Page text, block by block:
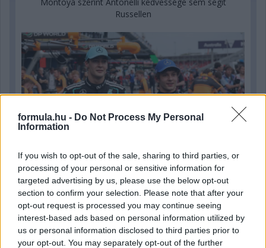
formula.hu - Do Not Process My Personal
Information
If you wish to opt-out of the sale, sharing to third parties, or
processing of your personal or sensitive information for
targeted advertising by us, please use the below opt-out
section to confirm your selection. Please note that after your
opt-out request is processed you may continue seeing
interest-based ads based on personal information utilized by
us or personal information disclosed to third parties prior to
your opt-out. You may separately opt-out of the further
Russellen
3 napja
Hakkinen megtartaná a Norris-Piastri párost a
McLarennél, nem borítaná fel Verstappenért